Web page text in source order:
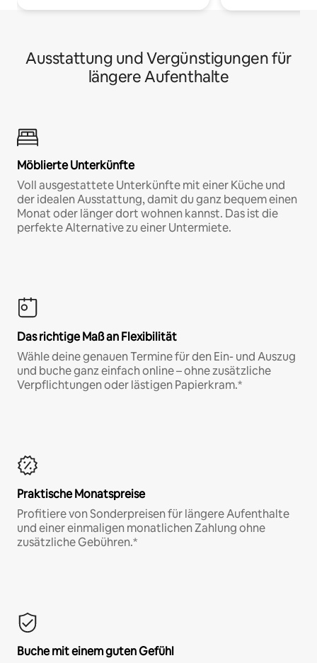
Ausstattung und Vergünstigungen für
längere Aufenthalte
Möblierte Unterkünfte
Voll ausgestattete Unterkünfte mit einer Küche und
der idealen Ausstattung, damit du ganz bequem einen
Monat oder länger dort wohnen kannst. Das ist die
perfekte Alternative zu einer Untermiete.
Das richtige Maß an Flexibilität
Wähle deine genauen Termine für den Ein- und Auszug
und buche ganz einfach online – ohne zusätzliche
Verpflichtungen oder lästigen Papierkram.*
Praktische Monatspreise
Profitiere von Sonderpreisen für längere Aufenthalte
und einer einmaligen monatlichen Zahlung ohne
zusätzliche Gebühren.*
Buche mit einem guten Gefühl